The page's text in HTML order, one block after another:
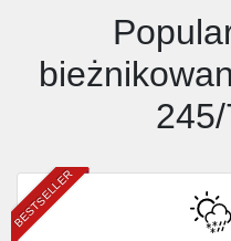
BESTSELLER